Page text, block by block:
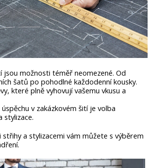
jsou možnosti téměř neomezené. Od
šatů po pohodlné každodenní kousky.
které plně vyhovují vašemu vkusu a
v zakázkovém šití je volba
stylizace.
a stylizacemi vám můžete s výběrem